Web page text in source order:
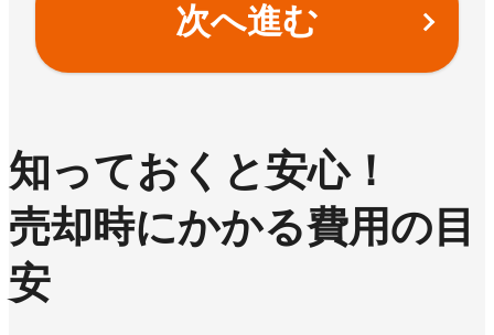
次へ進む
知っておくと安心！
売却時にかかる費用の目
安